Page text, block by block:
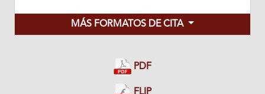
MÁS FORMATOS DE CITA
PDF